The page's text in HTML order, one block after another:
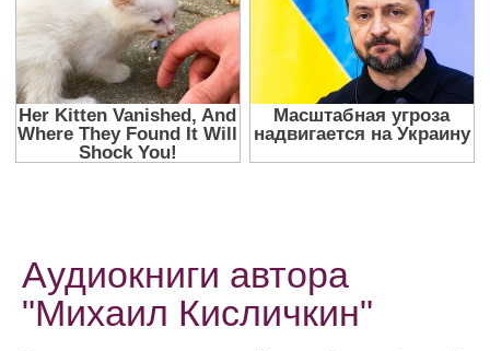
Аудиокниги автора
"Михаил Кисличкин"